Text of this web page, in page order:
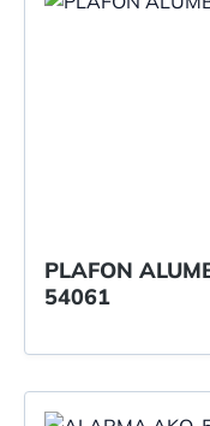
PLAFON
54061